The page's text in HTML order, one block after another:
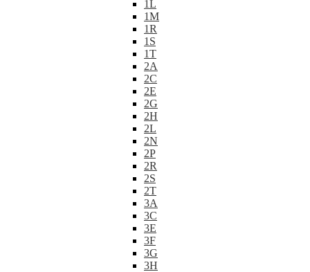
1L
1M
1R
1S
1T
2A
2C
2E
2G
2H
2L
2N
2P
2R
2S
2T
3A
3C
3E
3F
3G
3H